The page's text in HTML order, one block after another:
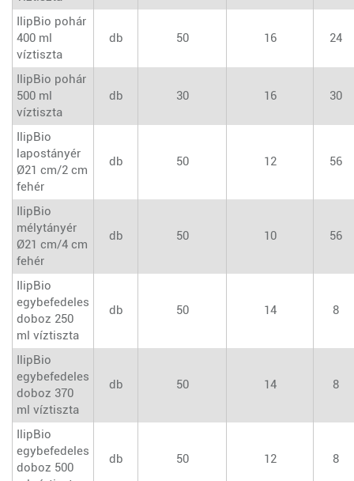
IlipBio pohár
400 ml
víztiszta
db 50 16 24
IlipBio pohár
500 ml
víztiszta
db 30 16 30
IlipBio
lapostányér
Ø21 cm/2 cm
fehér
db 50 12 56
IlipBio
mélytányér
Ø21 cm/4 cm
fehér
db 50 10 56
IlipBio
egybefedeles
doboz 250
ml víztiszta
db 50 14 8
IlipBio
egybefedeles
doboz 370
ml víztiszta
db 50 14 8
IlipBio
egybefedeles
doboz 500
db 50 12 8